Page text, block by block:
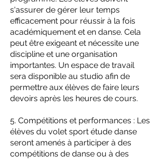
s'assurer de gérer leur temps
efficacement pour réussir à la fois
académiquement et en danse. Cela
peut être exigeant et nécessite une
discipline et une organisation
importantes. Un espace de travail
sera disponible au studio afin de
permettre aux élèves de faire leurs
devoirs après les heures de cours.
5. Compétitions et performances : Les
élèves du volet sport étude danse
seront amenés à participer à des
compétitions de danse ou à des